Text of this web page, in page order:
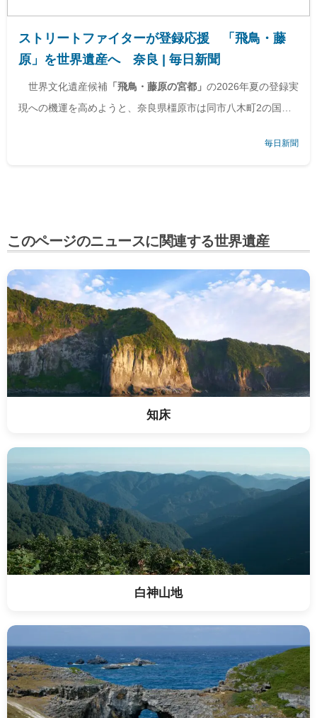
ストリートファイターが登録応援 「飛鳥・藤
原」を世界遺産へ 奈良 | 毎日新聞
世界文化遺産候補 「飛鳥・藤原の宮都」 の2026年夏の登録実
現への機運を高めようと、奈良県橿原市は同市八木町2の国道
キャラクターのイラストが入った啓発フラッグ10枚を設置し
毎日新聞
このページのニュースに関連する世界遺産
知床
白神山地